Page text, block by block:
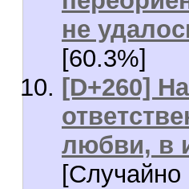
не
[60.3%]
[D+260]
любви, в